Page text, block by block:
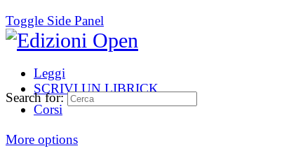
Toggle Side Panel
Leggi
SCRIVI UN LIBRICK
Corsi
More options
Search for: